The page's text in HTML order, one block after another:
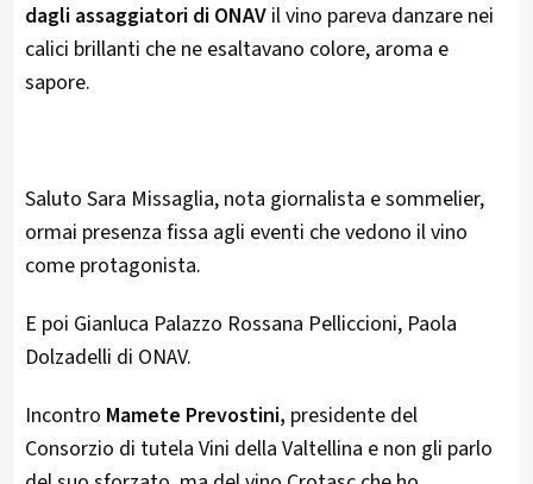
dagli assaggiatori di ONAV il vino pareva danzare nei
calici brillanti che ne esaltavano colore, aroma e
sapore.
Saluto Sara Missaglia, nota giornalista e sommelier,
ormai presenza fissa agli eventi che vedono il vino
come protagonista.
E poi Gianluca Palazzo Rossana Pelliccioni, Paola
Dolzadelli di ONAV.
Incontro Mamete Prevostini, presidente del
Consorzio di tutela Vini della Valtellina e non gli parlo